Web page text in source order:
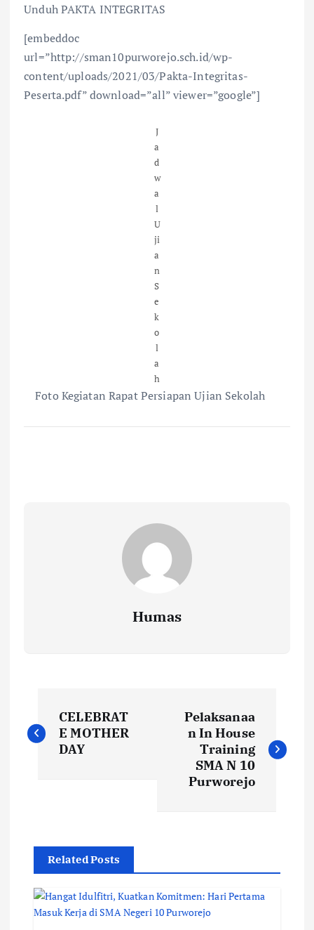
Unduh PAKTA INTEGRITAS
[embeddoc
url=”http://sman10purworejo.sch.id/wp-
content/uploads/2021/03/Pakta-Integritas-
Peserta.pdf” download=”all” viewer=”google”]
J
a
d
w
a
l
U
ji
a
n
S
e
k
o
l
a
h
Foto Kegiatan Rapat Persiapan Ujian Sekolah
Humas
o
n
a
v
CELEBRAT
E MOTHER
DAY
Pelaksanaa
n In House
Training
SMA N 10
Purworejo
Related Posts